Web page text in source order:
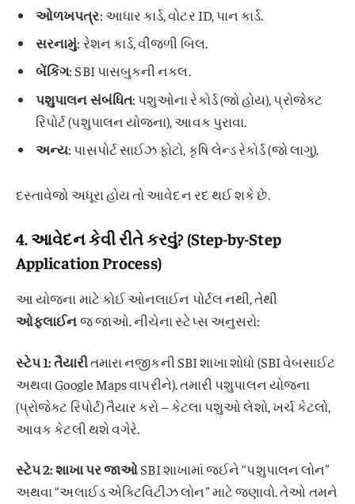
ઓળખપત્ર: આધાર કાર્ડ, વોટર ID, પાન કાર્ડ.
સરનામું: રેશન કાર્ડ, વીજળી બિલ.
બેંકિંગ: SBI પાસબુકની નકલ.
પશુપાલન સંબંધિત: પશુઓના રેકોર્ડ (જો હોય), પ્રોજેક્ટ
રિપોર્ટ (પશુપાલન યોજના), આવક પુરાવા.
અન્ય: પાસપોર્ટ સાઈઝ ફોટો, કૃષિ લેન્ડ રેકોર્ડ (જો લાગુ).
દસ્તાવેજો અધૂરા હોય તો આવેદન રદ થઈ શકે છે.
4.આવેદન કેવી રીતે કરવું? (Step-by-Step
Application Process)
આ યોજના માટે કોઈ ઓનલાઈન પોર્ટલ નથી, તેથી
ઓફલાઈનજ જાઓ. નીચેના સ્ટેપ્સ અનુસરો:
સ્ટેપ 1: તૈયારીતમારા નજીકની SBI શાખા શોધો (SBI વેબસાઈટ
અથવા Google Maps વાપરીને). તમારી પશુપાલન યોજના
(પ્રોજેક્ટ રિપોર્ટ) તૈયાર કરો – કેટલા પશુઓ લેશો, ખર્ચ કેટલો,
આવક કેટલી થશે વગેરે.
સ્ટેપ 2: શાખા પર જાઓSBI શાખામાં જઈને “પશુપાલન લોન”
અથવા “અલાઈડ એક્ટિવિટીઝ લોન” માટે જણાવો. તેઓ તમને